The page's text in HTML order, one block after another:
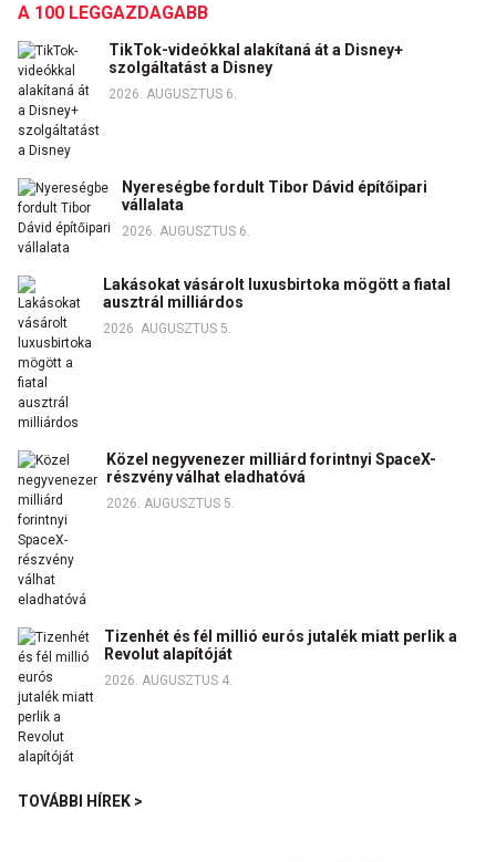
A 100 LEGGAZDAGABB
TikTok-videókkal alakítaná át a Disney+
szolgáltatást a Disney
2026. AUGUSZTUS 6.
Nyereségbe fordult Tibor Dávid építőipari
vállalata
2026. AUGUSZTUS 6.
Lakásokat vásárolt luxusbirtoka mögött a fiatal
ausztrál milliárdos
2026. AUGUSZTUS 5.
Közel negyvenezer milliárd forintnyi SpaceX-
részvény válhat eladhatóvá
2026. AUGUSZTUS 5.
Tizenhét és fél millió eurós jutalék miatt perlik a
Revolut alapítóját
2026. AUGUSZTUS 4.
TOVÁBBI HÍREK >